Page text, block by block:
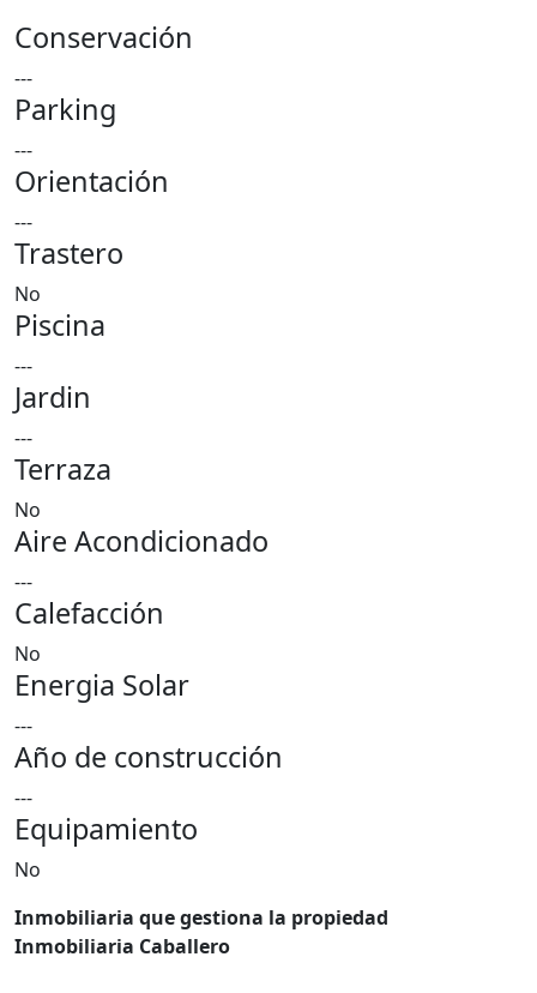
Conservación
---
Parking
---
Orientación
---
Trastero
No
Piscina
---
Jardin
---
Terraza
No
Aire Acondicionado
---
Calefacción
No
Energia Solar
---
Año de construcción
---
Equipamiento
No
Inmobiliaria que gestiona la propiedad
Inmobiliaria Caballero